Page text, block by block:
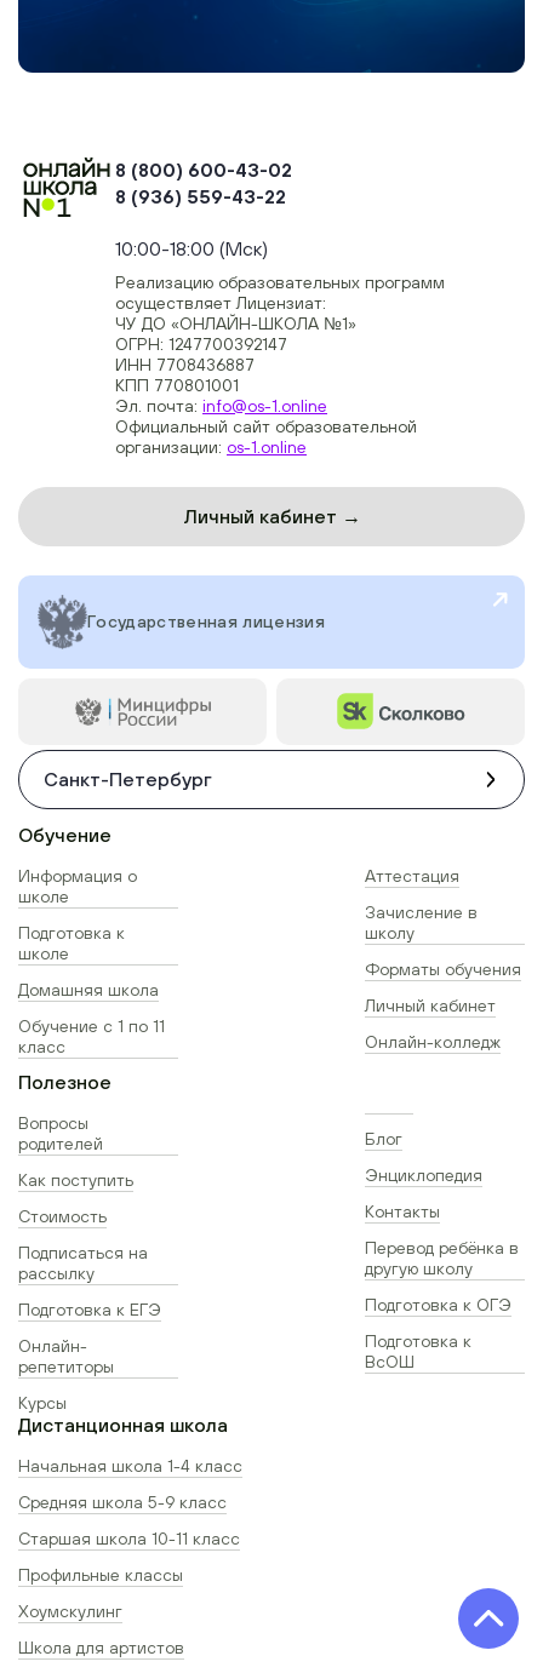
8 (800) 600-43-02
8 (936) 559-43-22
10:00-18:00 (Мск)
Реализацию образовательных программ
осуществляет Лицензиат:
ЧУ ДО «ОНЛАЙН-ШКОЛА №1»
ОГРН: 1247700392147
ИНН 7708436887
КПП 770801001
Эл. почта: info@os-1.online
Официальный сайт образовательной
организации: os-1.online
Личный кабинет →
Государственная лицензия
Санкт-Петербург
Обучение
Информация о
школе
Подготовка к
школе
Домашняя школа
Обучение с 1 по 11
класс
Аттестация
Зачисление в
школу
Форматы обучения
Личный кабинет
Онлайн-колледж
Полезное
Вопросы
родителей
Как поступить
Стоимость
Подписаться на
рассылку
Подготовка к ЕГЭ
Онлайн-
репетиторы
Курсы
Блог
Энциклопедия
Контакты
Перевод ребёнка в
другую школу
Подготовка к ОГЭ
Подготовка к
ВсОШ
Дистанционная школа
Начальная школа 1-4 класс
Средняя школа 5-9 класс
Старшая школа 10-11 класс
Профильные классы
Хоумскулинг
Школа для артистов